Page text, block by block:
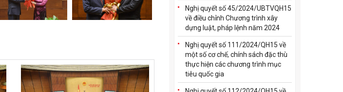
Nghị quyết số 45/2024/UBTVQH15
về điều chỉnh Chương trình xây
dựng luật, pháp lệnh năm 2024
Nghị quyết số 111/2024/QH15 về
một số cơ chế, chính sách đặc thù
thực hiện các chương trình mục
tiêu quốc gia